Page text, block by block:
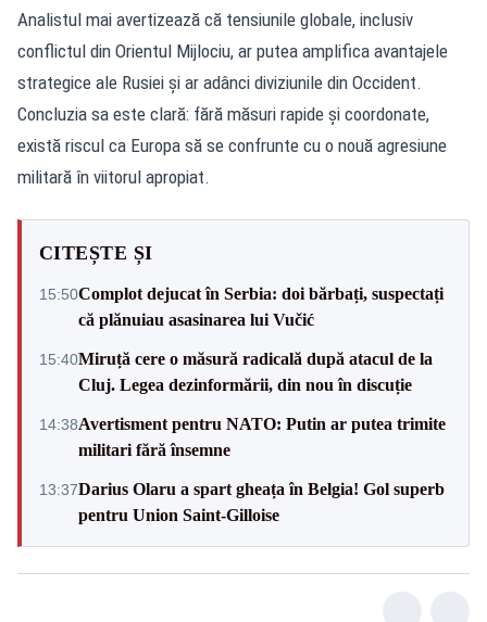
Analistul mai avertizează că tensiunile globale, inclusiv
conflictul din Orientul Mijlociu, ar putea amplifica avantajele
strategice ale Rusiei și ar adânci diviziunile din Occident.
Concluzia sa este clară: fără măsuri rapide și coordonate,
există riscul ca Europa să se confrunte cu o nouă agresiune
militară în viitorul apropiat.
CITEȘTE ȘI
15:50Complot dejucat în Serbia: doi bărbați, suspectați
că plănuiau asasinarea lui Vučić
15:40Miruță cere o măsură radicală după atacul de la
Cluj. Legea dezinformării, din nou în discuție
14:38Avertisment pentru NATO: Putin ar putea trimite
militari fără însemne
13:37Darius Olaru a spart gheața în Belgia! Gol superb
pentru Union Saint-Gilloise